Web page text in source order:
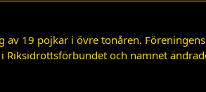
19 pojkar i övre tonåren.
Riksidrottsförbundet och namnet